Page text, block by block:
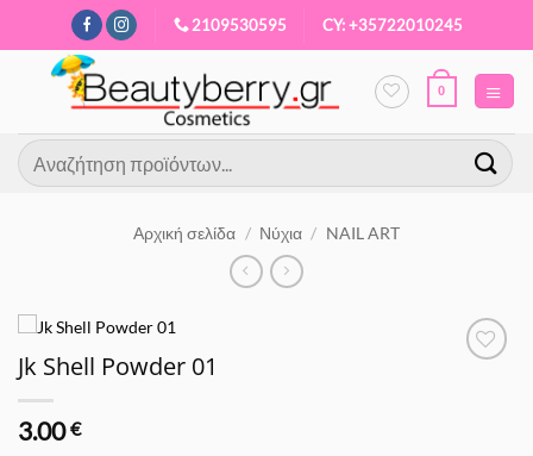
Μετάβαση
περιεχόμενο
2109530595 CY: +35722010245
0
Αναζήτηση
για:
Αρχική σελίδα / Νύχια / NAIL ART
Jk Shell Powder 01
3.00€